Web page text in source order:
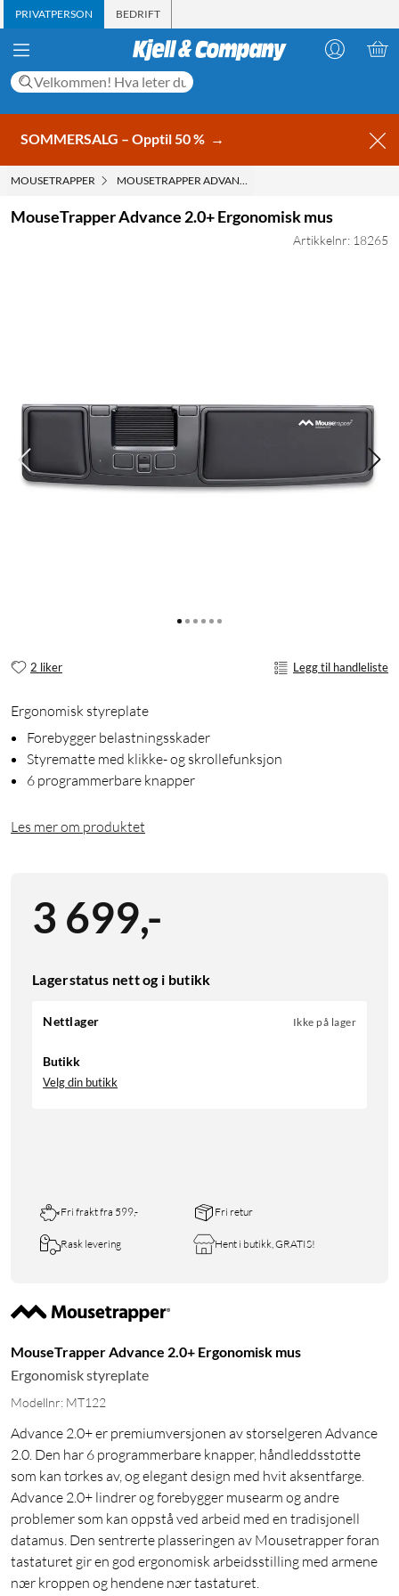
PRIVATPERSON BEDRIFT
SOMMERSALG – Opptil 50 % →
MOUSETRAPPER MOUSETRAPPER ADVANCE 2.0+ ERGONOMISK MUS
MouseTrapper Advance 2.0+ Ergonomisk mus
Artikkelnr: 18265
2 liker Legg til handleliste
Ergonomisk styreplate
Forebygger belastningsskader
Styrematte med klikke- og skrollefunksjon
6 programmerbare knapper
Les mer om produktet
3 699,-
Lagerstatus nett og i butikk
Nettlager Ikke på lager
Butikk
Velg din butikk
Fri frakt fra 599,- Fri retur
Rask levering Hent i butikk, GRATIS!
MouseTrapper Advance 2.0+ Ergonomisk mus
Ergonomisk styreplate
Modellnr: MT122
Advance 2.0+ er premiumversjonen av storselgeren Advance
2.0. Den har 6 programmerbare knapper, håndleddsstøtte
som kan tørkes av, og elegant design med hvit aksentfarge.
Advance 2.0+ lindrer og forebygger musearm og andre
problemer som kan oppstå ved arbeid med en tradisjonell
datamus. Den sentrerte plasseringen av Mousetrapper foran
tastaturet gir en god ergonomisk arbeidsstilling med armene
nær kroppen og hendene nær tastaturet.